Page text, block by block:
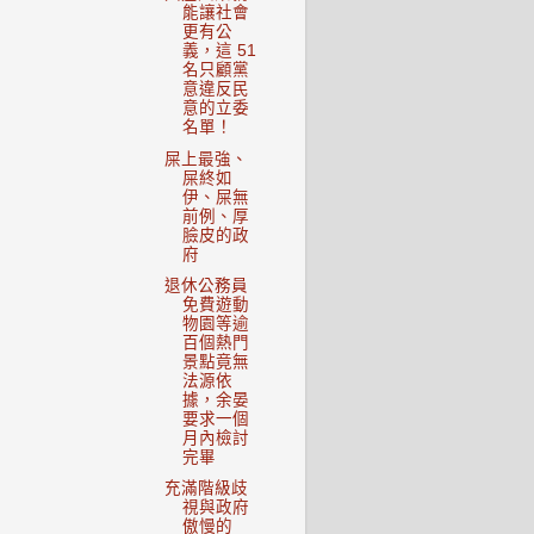
能讓社會
更有公
義，這 51
名只顧黨
意違反民
意的立委
名單！
屎上最強、
屎終如
伊、屎無
前例、厚
臉皮的政
府
退休公務員
免費遊動
物園等逾
百個熱門
景點竟無
法源依
據，余晏
要求一個
月內檢討
完畢
充滿階級歧
視與政府
傲慢的